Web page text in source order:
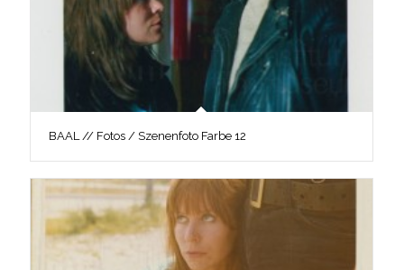
BAAL // Fotos / Szenenfoto Farbe 12